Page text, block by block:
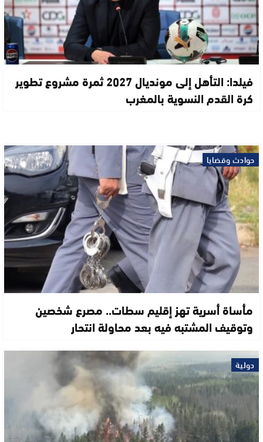
فيلدا: التأهل إلى مونديال 2027 ثمرة مشروع تطوير
كرة القدم النسوية بالمغرب
حوادث وقضايا
مأساة أسرية تهز إقليم سطات.. مصرع شخصين
وتوقيف المشتبه فيه بعد محاولة انتحار
دولية